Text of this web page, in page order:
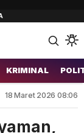
KRIMINAL
18 Maret 2026 08:06